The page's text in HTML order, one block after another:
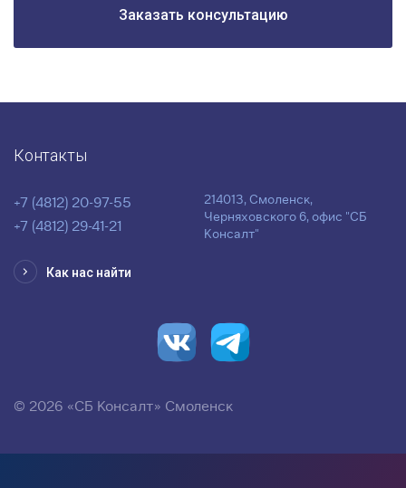
Заказать консультацию
Контакты
+7 (4812) 20-97-55
+7 (4812) 29-41-21
214013, Смоленск,
Черняховского 6, офис "СБ
Консалт"
Как нас найти
© 2026 «СБ Консалт» Смоленск